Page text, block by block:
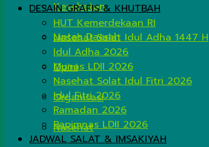
Kesehatan
Lintas Daerah
Opini
Organisasi
Nasehat
DESAIN GRAFIS & KHUTBAH
HUT Kemerdekaan RI
Nasehat Salat Idul Adha 1447 H
Idul Adha 2026
Munas LDII 2026
Nasehat Solat Idul Fitri 2026
Idul Fitri 2026
Ramadan 2026
Rapimnas LDII 2026
JADWAL SALAT & IMSAKIYAH